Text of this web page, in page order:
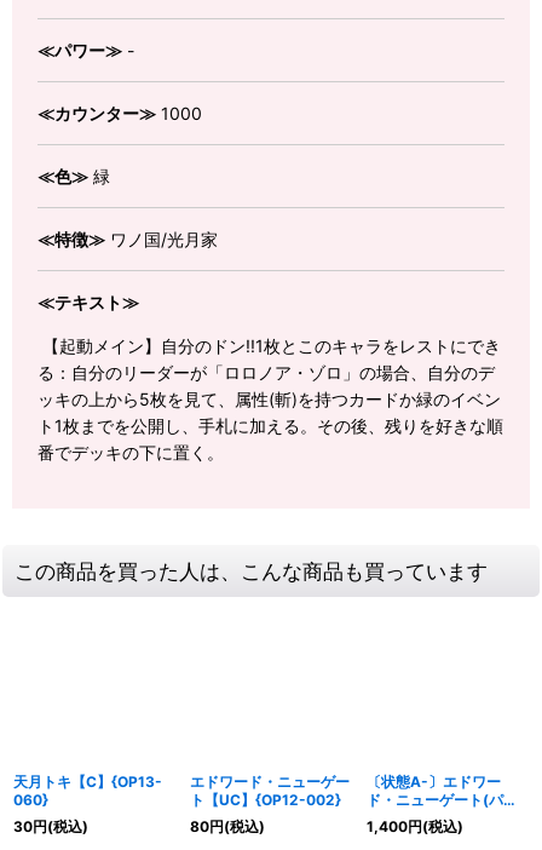
≪パワー≫ -
≪カウンター≫ 1000
≪色≫ 緑
≪特徴≫ ワノ国/光月家
≪テキスト≫
【起動メイン】自分のドン!!1枚とこのキャラをレストにでき
る：自分のリーダーが「ロロノア・ゾロ」の場合、自分のデ
ッキの上から5枚を見て、属性(斬)を持つカードか緑のイベン
ト1枚までを公開し、手札に加える。その後、残りを好きな順
番でデッキの下に置く。
この商品を買った人は、こんな商品も買っています
天月トキ【C】{OP13-
060}
30円(税込)
エドワード・ニューゲー
ト【UC】{OP12-002}
80円(税込)
〔状態A-〕エドワー
ド・ニューゲート(パラ
レル/★有
り/illust:Hokuyuu)
1,400円(税込)